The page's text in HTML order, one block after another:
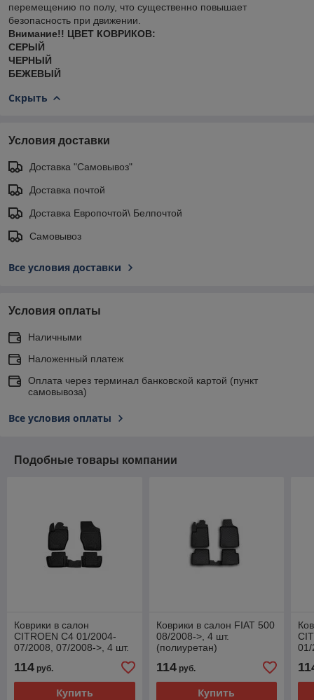
перемещению по полу, что существенно повышает
безопасность при движении.
Внимание!! ЦВЕТ КОВРИКОВ:
СЕРЫЙ
ЧЕРНЫЙ
БЕЖЕВЫЙ
Скрыть
Условия доставки
Доставка "Самовывоз"
Доставка почтой
Доставка Европочтой\ Белпочтой
Самовывоз
Все условия доставки
Условия оплаты
Наличными
Наложенный платеж
Оплата через терминал банковской картой (пункт
самовывоза)
Все условия оплаты
Подобные товары компании
Коврики в салон
CITROEN C4 01/2004-
07/2008, 07/2008->, 4 шт.
114 руб.
Купить
Коврики в салон FIAT 500
08/2008->, 4 шт.
(полиуретан)
114руб.
Купить
01/